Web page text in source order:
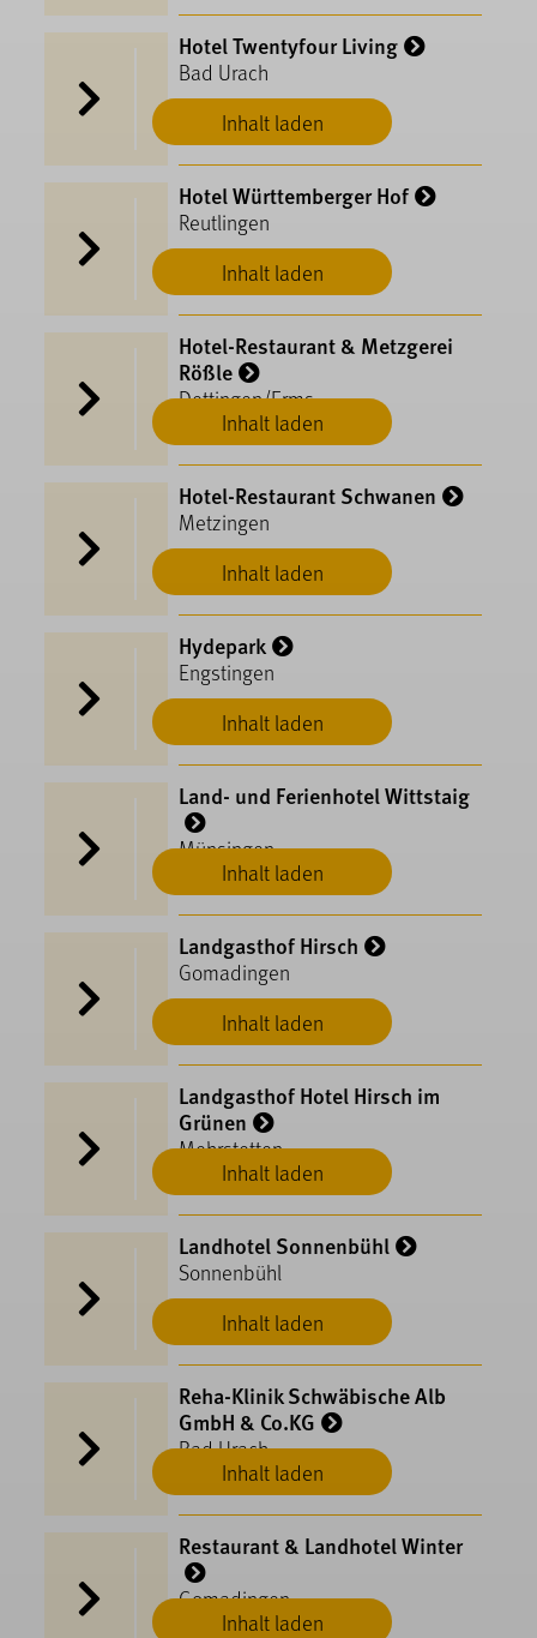
Inhalt laden
Hotel Twentyfour Living
Bad Urach
Inhalt laden
Hotel Württemberger Hof
Reutlingen
Inhalt laden
Hotel-Restaurant & Metzgerei
Rößle
Dettingen/Erms
Inhalt laden
Hotel-Restaurant Schwanen
Metzingen
Inhalt laden
Hydepark
Engstingen
Inhalt laden
Land- und Ferienhotel Wittstaig
Münsingen
Inhalt laden
Landgasthof Hirsch
Gomadingen
Inhalt laden
Landgasthof Hotel Hirsch im
Grünen
Mehrstetten
Inhalt laden
Landhotel Sonnenbühl
Sonnenbühl
Inhalt laden
Reha-Klinik Schwäbische Alb
GmbH & Co.KG
Bad Urach
Inhalt laden
Restaurant & Landhotel Winter
Gomadingen